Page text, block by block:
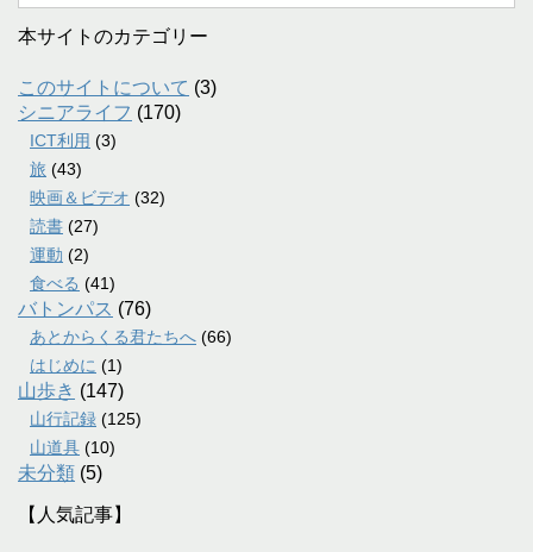
本サイトのカテゴリー
このサイトについて (3)
シニアライフ (170)
ICT利用 (3)
旅 (43)
映画＆ビデオ (32)
読書 (27)
運動 (2)
食べる (41)
バトンパス (76)
あとからくる君たちへ (66)
はじめに (1)
山歩き (147)
山行記録 (125)
山道具 (10)
未分類 (5)
【人気記事】